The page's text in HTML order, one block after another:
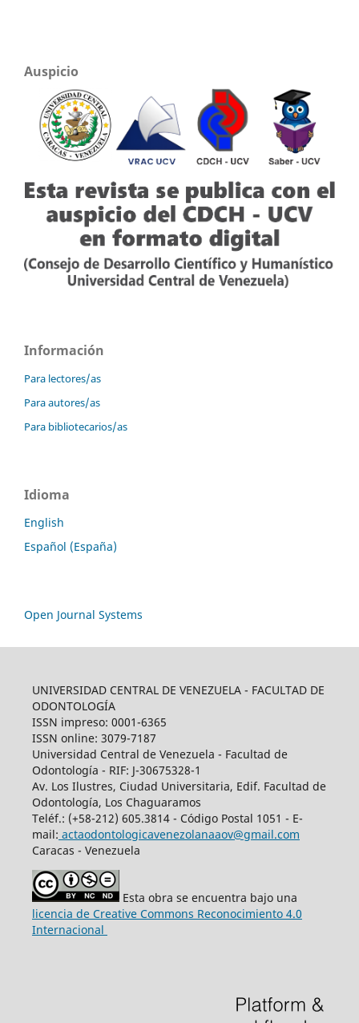
Auspicio
Información
Para lectores/as
Para autores/as
Para bibliotecarios/as
Idioma
English
Español (España)
Open Journal Systems
UNIVERSIDAD CENTRAL DE VENEZUELA - FACULTAD DE
ODONTOLOGÍA
ISSN impreso: 0001-6365
ISSN online: 3079-7187
Universidad Central de Venezuela - Facultad de
Odontología - RIF: J-30675328-1
Av. Los Ilustres, Ciudad Universitaria, Edif. Facultad de
Odontología, Los Chaguaramos
Teléf.: (+58-212) 605.3814 - Código Postal 1051 - E-
mail: actaodontologicavenezolanaaov@gmail.com
Caracas - Venezuela
Esta obra se encuentra bajo una
licencia de Creative Commons Reconocimiento 4.0
Internacional